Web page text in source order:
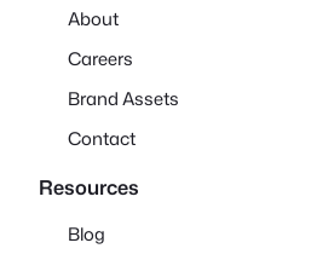
About
Careers
Brand Assets
Contact
Resources
Blog